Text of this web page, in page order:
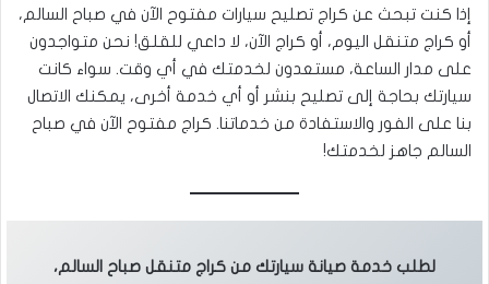
إذا كنت تبحث عن كراج تصليح سيارات مفتوح الآن في صباح السالم،
أو كراج متنقل اليوم، أو كراج الآن، لا داعي للقلق! نحن متواجدون
على مدار الساعة، مستعدون لخدمتك في أي وقت. سواء كانت
سيارتك بحاجة إلى تصليح بنشر أو أي خدمة أخرى، يمكنك الاتصال
بنا على الفور والاستفادة من خدماتنا. كراج مفتوح الآن في صباح
السالم جاهز لخدمتك!
لطلب خدمة صيانة سيارتك من كراج متنقل صباح السالم،